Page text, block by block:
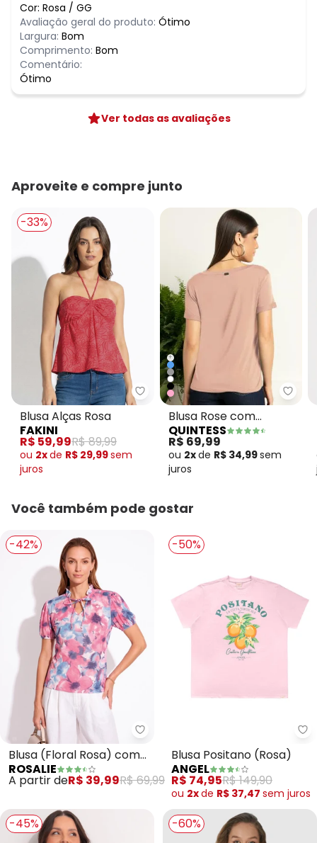
Cor: Rosa / GG
Avaliação geral do produto: Ótimo
Largura: Bom
Comprimento: Bom
Comentário:
Ótimo
Ver todas as avaliações
Aproveite e compre junto
-33%
Fakini - Blusa Alças Rosa
Blusa Alças Rosa
FAKINI
R$ 59,99R$ 89,99
ou 2xde R$ 29,99sem
juros
+
Blusa Rose com
Decote V e Bolso
Frontal
QUINTESS
R$ 69,99
ou 2xde R$ 34,99sem
juros
Você também pode gostar
-42%
Rosalie - Blusa (Floral Rosa)
Blusa (Floral Rosa) com
Gola
ROSALIE
A partir deR$ 39,99R$ 69,99
-50%
Blusa Positano (Rosa)
ANGEL
R$ 74,95R$ 149,90
ou 2xde R$ 37,47 sem juros
-45% -60%